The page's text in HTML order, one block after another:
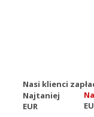
Nasi klienci
Najtaniej
EUR